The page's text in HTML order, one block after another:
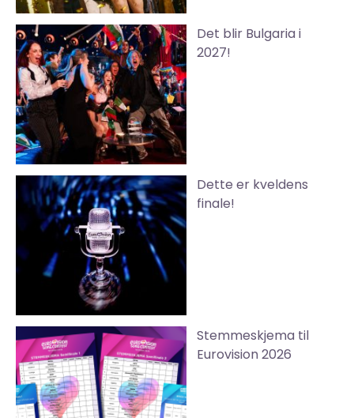
Det blir Bulgaria i
2027!
Dette er kveldens
finale!
Stemmeskjema til
Eurovision 2026